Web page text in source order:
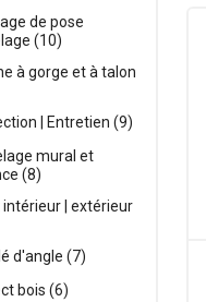
de pose
(10)
à gorge et à talon
| Entretien (9)
mural et
(8)
| extérieur
d'angle (7)
bois (6)